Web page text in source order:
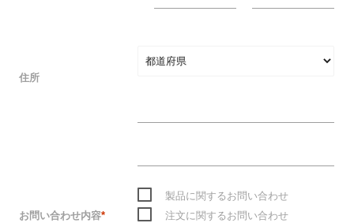
住所
お問い合わせ内容*
製品に関するお問い合わせ
注文に関するお問い合わせ